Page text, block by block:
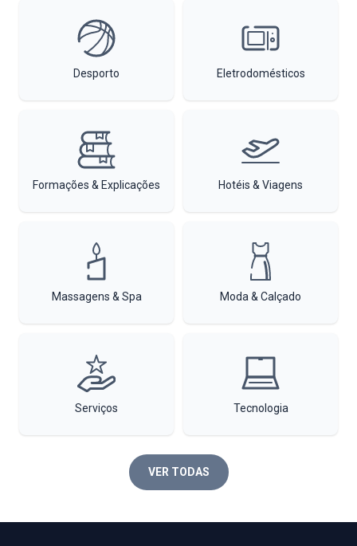
Desporto Eletrodomésticos
Formações & Explicações Hotéis & Viagens
Massagens & Spa Moda & Calçado
Serviços Tecnologia
VER TODAS